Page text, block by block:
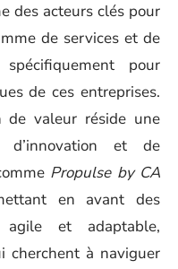
des acteurs clés pour
de services et de
pour
de ces entreprises.
valeur réside une
d’innovation et de
Propulse by CA
en avant des
agile et adaptable,
cherchent à naviguer